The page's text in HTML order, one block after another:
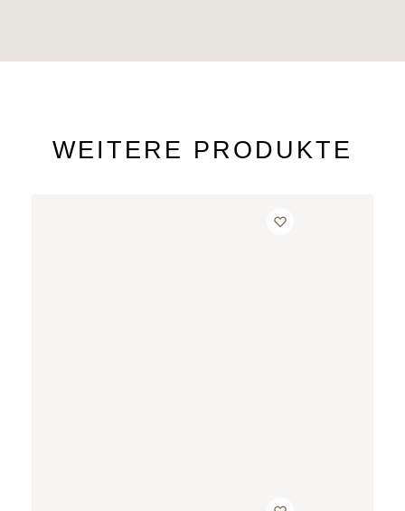
WEITERE PRODUKTE